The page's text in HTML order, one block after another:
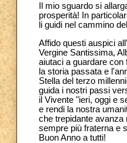
Il mio sguardo si
prosperità! In
li guidi nel cammino
Affido questi auspici
Vergine Santissima,
aiutaci a guardare con
la storia passata e
Stella del terzo
guida i nostri passi
il Vivente "ieri, oggi e
e rendi la nostra
che trepidante avanza
sempre più fraterna e
Buon Anno a tutti!